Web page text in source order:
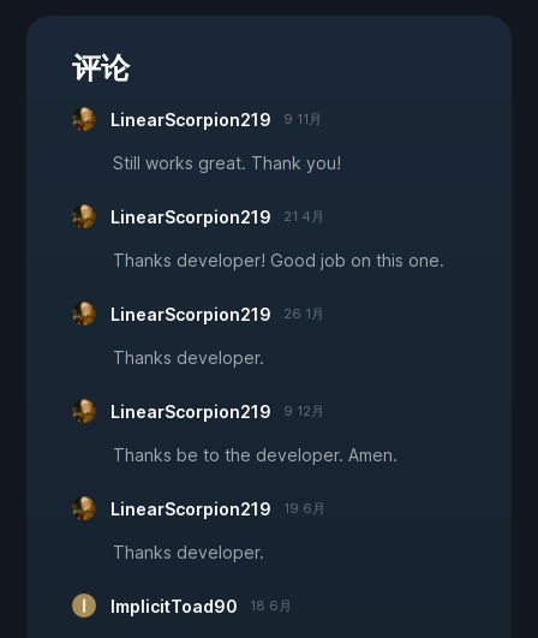
评论
LinearScorpion219 9 11月
Still works great. Thank you!
LinearScorpion219 21 4月
Thanks developer! Good job on this one.
LinearScorpion219 26 1月
Thanks developer.
LinearScorpion219 9 12月
Thanks be to the developer. Amen.
LinearScorpion219 19 6月
Thanks developer.
ImplicitToad90 18 6月